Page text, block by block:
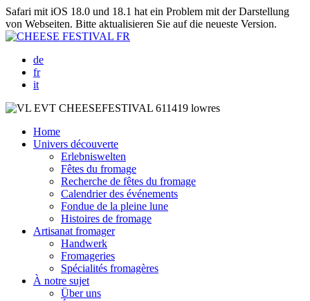
Safari mit iOS 18.0 und 18.1 hat ein Problem mit der Darstellung
von Webseiten. Bitte aktualisieren Sie auf die neueste Version.
de
fr
it
Home
Univers découverte
Erlebniswelten
Fêtes du fromage
Recherche de fêtes du fromage
Calendrier des événements
Fondue de la pleine lune
Histoires de fromage
Artisanat fromager
Handwerk
Fromageries
Spécialités fromagères
À notre sujet
Über uns